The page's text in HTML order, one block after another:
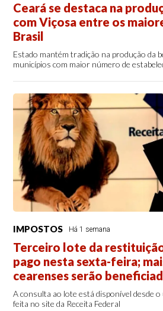
Ceará se destaca na
com Viçosa entre os
Brasil
Estado mantém tradição na produção da
municípios com maior número de
IMPOSTOS Há 1 semana
Terceiro lote da
pago nesta sexta-feira;
cearenses serão
A consulta ao lote está disponível desde
feita no site da Receita Federal